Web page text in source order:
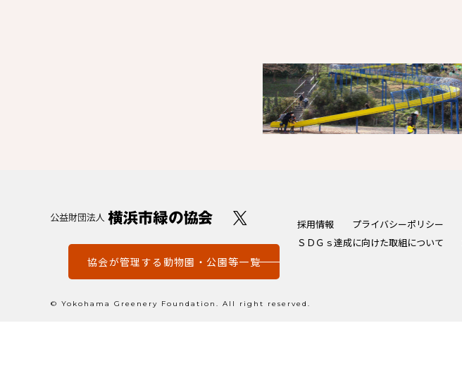
協会が管理する動物園・公園等一覧
採用情報 プライバシーポリシー
ＳＤＧｓ達成に向けた取組について
© Yokohama Greenery Foundation. All right reserved.